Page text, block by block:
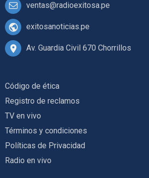
ventas@radioexitosa.pe
exitosanoticias.pe
Av. Guardia Civil 670 Chorrillos
Código de ética
Registro de reclamos
TV en vivo
Términos y condiciones
Políticas de Privacidad
Radio en vivo